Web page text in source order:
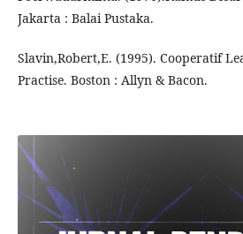
Jakarta : Balai Pustaka.
Slavin,Robert,E. (1995). Cooperatif
Practise. Boston : Allyn & Bacon.